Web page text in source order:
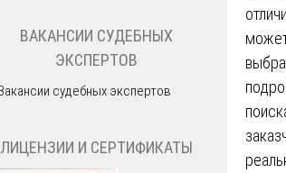
ВАКАНСИИ СУДЕБНЫХ
ЭКСПЕРТОВ
ЛИЦЕНЗИИ И СЕРТИФИКАТЫ